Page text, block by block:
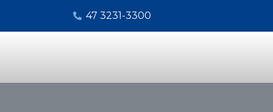
47 3231-3300